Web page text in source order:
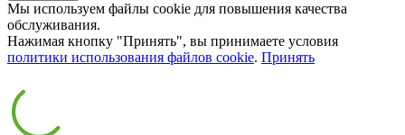
Мы используем файлы cookie для повышения качества
обслуживания.
Нажимая кнопку "Принять", вы принимаете условия
политики использования файлов cookie. Принять